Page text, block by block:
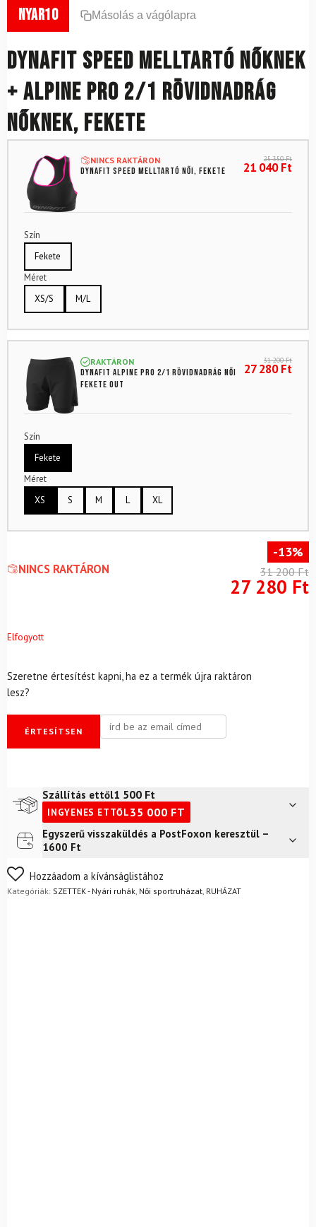
nyar10 Másolás a vágólapra
DYNAFIT Speed ​​​​melltartó nőknek
+ Alpine Pro 2/1 rövidnadrág
nőknek, fekete
NINCS RAKTÁRON
DYNAFIT Speed ​​​​melltartó női, fekete
25 350Ft
21 040Ft
Szín
Fekete
Méret
XS/S
M/L
RAKTÁRON
DYNAFIT Alpine Pro 2/1 Rövidnadrág Női
Fekete Out
31 200Ft
27 280Ft
Szín
Fekete
Méret
XS
S M L XL
NINCS RAKTÁRON
-13%
31 200Ft
27 280 Ft
Elfogyott
Szeretne értesítést kapni, ha ez a termék újra raktáron
lesz?
ÉRTESÍTSEN
Szállítás ettől1 500 Ft
INGYENES ETTŐL35 000 FT
Futár a címre2 400
FoxPost
Egyszerű visszaküldés a PostFoxon keresztül –
1600 Ft
Nem biztos a választásában? Semmi gond – a terméket
egyszerűen visszaküldheti 14 napon belül, indoklás nélkül.
Hozzáadom a kívánságlistához
Kategóriák: SZETTEK - Nyári ruhák, Női sportruházat, RUHÁZAT